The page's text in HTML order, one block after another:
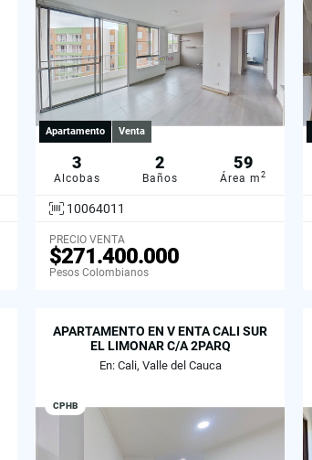
Apartamento Venta
3
Alcobas
2
Baños
59
Área m 2
10064011
PRECIO VENTA
$271.400.000
Pesos Colombianos
APARTAMENTO EN V ENTA CALI SUR
EL LIMONAR C/A 2PARQ
En: Cali, Valle del Cauca
CPHB